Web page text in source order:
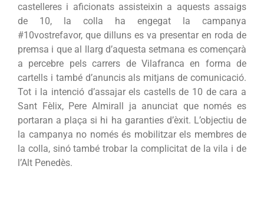
castelleres i aficionats assisteixin a aquests assaigs
de 10, la colla ha engegat la campanya
#10vostrefavor, que dilluns es va presentar en roda de
premsa i que al llarg d’aquesta setmana es començarà
a percebre pels carrers de Vilafranca en forma de
cartells i també d’anuncis als mitjans de comunicació.
Tot i la intenció d’assajar els castells de 10 de cara a
Sant Fèlix, Pere Almirall ja anunciat que només es
portaran a plaça si hi ha garanties d’èxit. L’objectiu de
la campanya no només és mobilitzar els membres de
la colla, sinó també trobar la complicitat de la vila i de
l’Alt Penedès.